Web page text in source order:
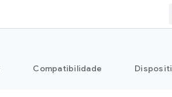
Compatibilidade